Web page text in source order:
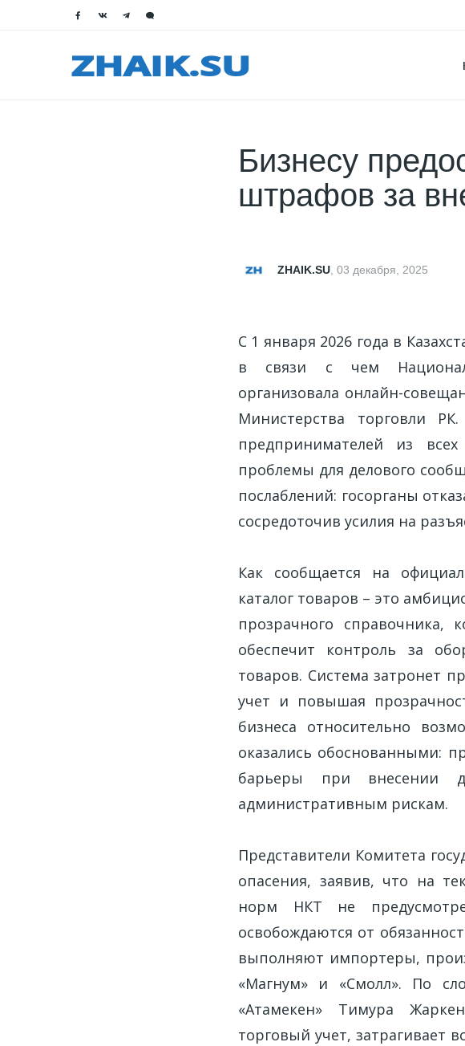
Бизнесу
штрафов за
ZHAIK.SU, 03 декабря, 2025
С 1 января 2026 года в
в связи с чем
организовала онлайн-
Министерства торговли
предпринимателей из
проблемы для делового
послаблений: госорганы
сосредоточив усилия на
Как сообщается на
каталог товаров – это
прозрачного справочника,
обеспечит контроль за
товаров. Система затронет
учет и повышая
бизнеса относительно
оказались обоснованными:
барьеры при внесении
административным рискам.
Представители Комитета
опасения, заявив, что на
норм НКТ не
освобождаются от
выполняют импортеры,
«Магнум» и «Смолл». По
«Атамекен» Тимура
торговый учет, затрагивает